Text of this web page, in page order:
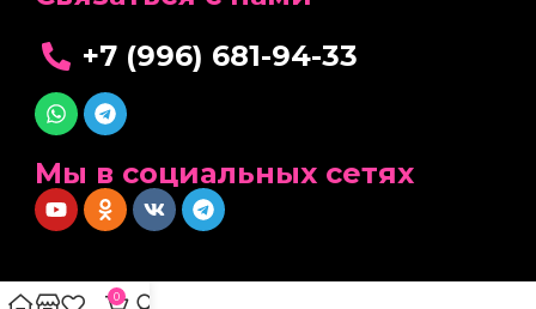
+7 (996) 681-94-33
Мы в социальных сетях
0